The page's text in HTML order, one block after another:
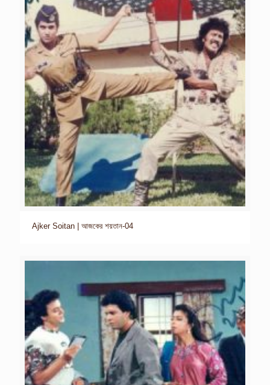
Ajker Soitan | আজকের শয়তান-04